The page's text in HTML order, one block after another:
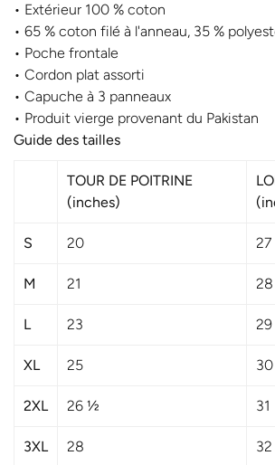
newsletter
newsletter, vous aurez
sélection exclusive de nos
• Extérieur 100 % coton
• 65 % coton filé à l'anneau, 35 %
• Poche frontale
• Cordon plat assorti
• Capuche à 3 panneaux
• Produit vierge provenant du Pakistan
Guide des tailles
TOUR DE POITRINE
(inches)
S 20 27
M 21 28
L 23 29
XL 25 30
2XL 26 ½ 31
3XL 28 32